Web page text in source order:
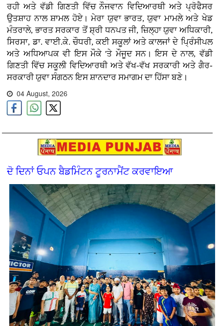
ਰਹੀ ਅਤੇ ਵੱਡੀ ਗਿਣਤੀ ਵਿੱਚ ਨੌਜਵਾਨ ਵਿਦਿਆਰਥੀ ਅਤੇ ਪ੍ਰੋਫੈਸਰ
ਉਤਸ਼ਾਹ ਨਾਲ ਸ਼ਾਮਲ ਹੋਏ। ਮੇਰਾ ਯੁਵਾ ਭਾਰਤ, ਯੁਵਾ ਮਾਮਲੇ ਅਤੇ ਖੇਡ
ਮੰਤਰਾਲੇ, ਭਾਰਤ ਸਰਕਾਰ ਤੋਂ ਸ਼੍ਰੀ ਧਨਪਤ ਜੀ, ਜ਼ਿਲ੍ਹਾ ਯੁਵਾ ਅਧਿਕਾਰੀ,
ਸਿਰਸਾ, ਡਾ. ਵਾਈ.ਕੇ. ਚੌਧਰੀ, ਕਈ ਸਕੂਲਾਂ ਅਤੇ ਕਾਲਜਾਂ ਦੇ ਪ੍ਰਿੰਸੀਪਲ
ਅਤੇ ਅਧਿਆਪਕ ਵੀ ਇਸ ਮੌਕੇ 'ਤੇ ਮੌਜੂਦ ਸਨ। ਇਸ ਦੇ ਨਾਲ, ਵੱਡੀ
ਗਿਣਤੀ ਵਿੱਚ ਸਕੂਲੀ ਵਿਦਿਆਰਥੀ ਅਤੇ ਵੱਖ-ਵੱਖ ਸਰਕਾਰੀ ਅਤੇ ਗੈਰ-
ਸਰਕਾਰੀ ਯੁਵਾ ਸੰਗਠਨ ਇਸ ਸ਼ਾਨਦਾਰ ਸਮਾਗਮ ਦਾ ਹਿੱਸਾ ਬਣੇ।
04 August, 2026
ਦੋ ਦਿਨਾਂ ਓਪਨ ਬੈਡਮਿੰਟਨ ਟੂਰਨਾਮੈਂਟ ਕਰਵਾਇਆ